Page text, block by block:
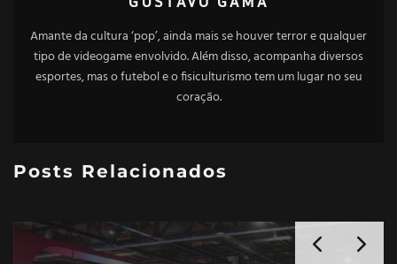
Amante da cultura ‘pop’, ainda mais se houver terror e qualquer
tipo de videogame envolvido. Além disso, acompanha diversos
esportes, mas o futebol e o fisiculturismo tem um lugar no seu
coração.
Posts Relacionados